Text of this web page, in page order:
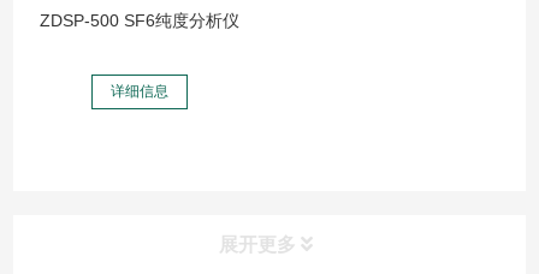
ZDSP-500 SF6纯度分析仪
详细信息
展开更多